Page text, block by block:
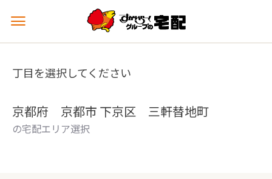
メ
ュ
を
丁目を選択してください
京都府 京都市 下京区 三軒替地町
の宅配エリア選択